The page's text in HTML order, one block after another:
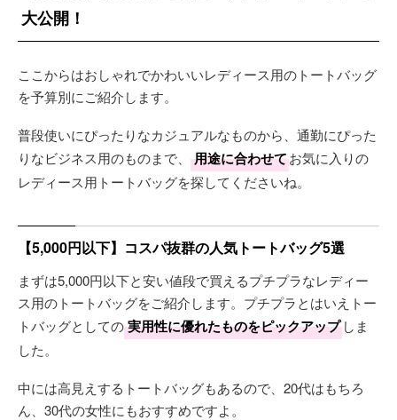
大公開！
ここからはおしゃれでかわいいレディース用のトートバッグ
を予算別にご紹介します。
普段使いにぴったりなカジュアルなものから、通勤にぴった
りなビジネス用のものまで、
用途に合わせてお気に入りの
レディース用トートバッグを探してくださいね。
【5,000円以下】コスパ抜群の人気トートバッグ5選
まずは5,000円以下と安い値段で買えるプチプラなレディー
ス用のトートバッグをご紹介します。プチプラとはいえトー
トバッグとしての実用性に優れたものをピックアップ しま
した。
中には高見えするトートバッグもあるので、20代はもちろ
ん、30代の女性にもおすすめですよ。